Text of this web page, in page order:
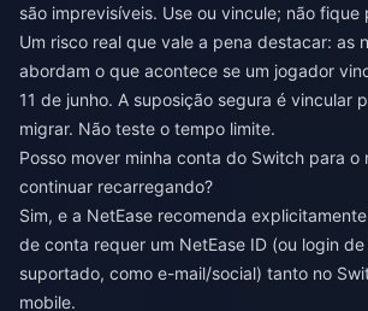
são imprevisíveis. Use ou vincule; não fique
Um risco real que vale a pena destacar: as
abordam o que acontece se um jogador
11 de junho. A suposição segura é vincular
migrar. Não teste o tempo limite.
Posso mover minha conta do Switch para o
continuar recarregando?
Sim, e a NetEase recomenda
de conta requer um NetEase ID (ou login
suportado, como e-mail/social) tanto no
mobile.